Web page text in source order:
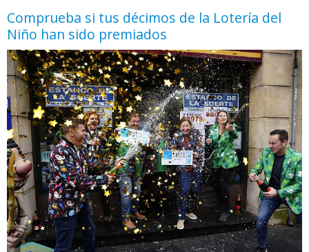
Comprueba si tus décimos de la Lotería del
Niño han sido premiados